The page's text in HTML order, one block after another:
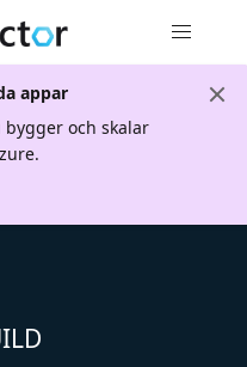
appar
bygger och skalar